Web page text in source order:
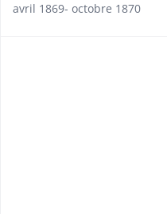
avril 1869- octobre 1870